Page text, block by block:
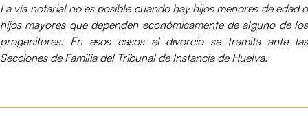
La vía notarial no es posible cuando hay hijos menores de edad o
hijos mayores que dependen económicamente de alguno de los
progenitores. En esos casos el divorcio se tramita ante las
Secciones de Familia del Tribunal de Instancia de Huelva.